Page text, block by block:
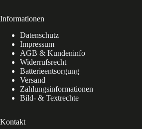
Informationen
Datenschutz
Impressum
AGB & Kundeninfo
Widerrufsrecht
Batterieentsorgung
Versand
Zahlungsinformationen
Bild- & Textrechte
Kontakt